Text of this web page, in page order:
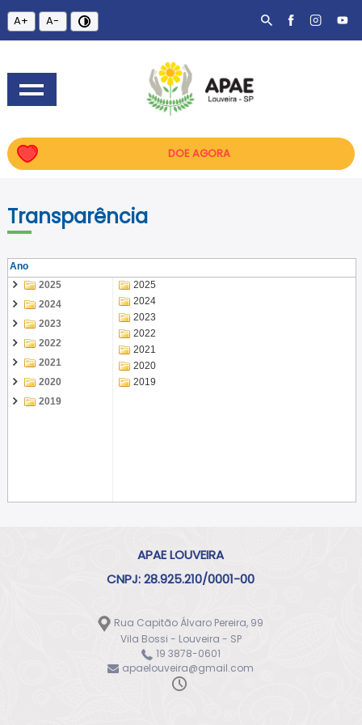
A+ A-
DOE AGORA
Transparência
Ano
2025
2024
2023
2022
2021
2020
2019
2025
2024
2023
2022
2021
2020
2019
APAE LOUVEIRA
CNPJ: 28.925.210/0001-00
Rua Capitão Álvaro Pereira, 99
Vila Bossi - Louveira - SP
19 3878-0601
apaelouveira@gmail.com